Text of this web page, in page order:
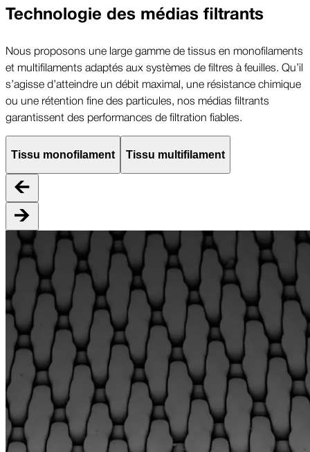
Technologie des médias filtrants
Nous proposons une large gamme de tissus en monofilaments
et multifilaments adaptés aux systèmes de filtres à feuilles. Qu’il
s’agisse d’atteindre un débit maximal, une résistance chimique
ou une rétention fine des particules, nos médias filtrants
garantissent des performances de filtration fiables.
Tissu monofilament Tissu multifilament